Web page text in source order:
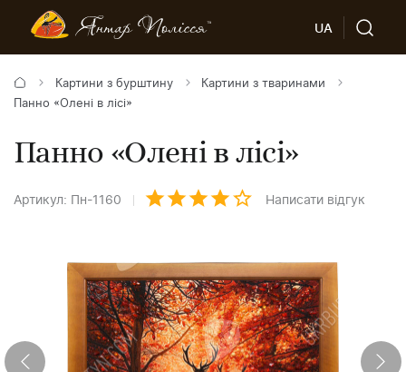
UA
Картини з бурштину
Картини з тваринами
Панно «Олені в лісі»
Панно «Олені в лісі»
Артикул: Пн-1160 Написати відгук